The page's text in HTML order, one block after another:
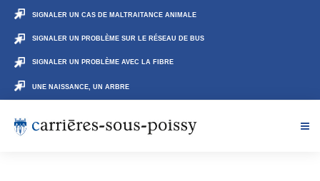
SIGNALER UN CAS DE MALTRAITANCE ANIMALE
SIGNALER UN PROBLÈME SUR LE RÉSEAU DE BUS
SIGNALER UN PROBLÈME AVEC LA FIBRE
UNE NAISSANCE, UN ARBRE